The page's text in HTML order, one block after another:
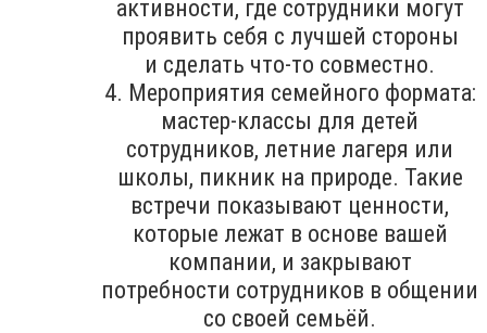
активности, где сотрудники могут
проявить себя с лучшей стороны
и сделать что-то совместно.
4. Мероприятия семейного формата:
мастер-классы для детей
сотрудников, летние лагеря или
школы, пикник на природе. Такие
встречи показывают ценности,
которые лежат в основе вашей
компании, и закрывают
потребности сотрудников в общении
со своей семьёй.